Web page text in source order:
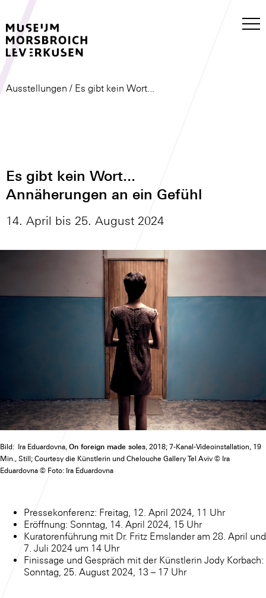
Ausstellungen / Es gibt kein Wort...
Es gibt kein Wort...
Annäherungen an ein Gefühl
14. April bis 25. August 2024
Bild: Ira Eduardovna, On foreign made soles, 2018; 7-Kanal-Videoinstallation, 19
Min., Still; Courtesy die Künstlerin und Chelouche Gallery Tel Aviv © Ira
Eduardovna © Foto: Ira Eduardovna
Pressekonferenz: Freitag, 12. April 2024, 11 Uhr
Eröffnung: Sonntag, 14. April 2024, 15 Uhr
Kuratorenführung mit Dr. Fritz Emslander am 28. April und
7. Juli 2024 um 14 Uhr
Finissage und Gespräch mit der Künstlerin Jody Korbach:
Sonntag, 25. August 2024, 13 – 17 Uhr